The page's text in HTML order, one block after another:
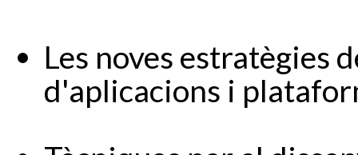
Les noves estratègies
d'aplicacions i